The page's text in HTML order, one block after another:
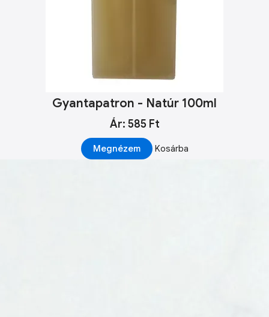
Gyantapatron - Natúr 100ml
Ár: 585 Ft
Megnézem Kosárba